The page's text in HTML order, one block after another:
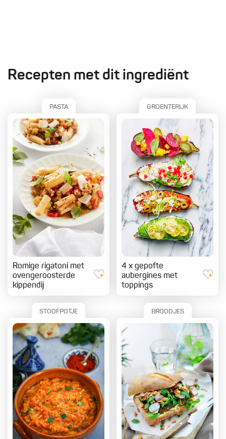
Recepten met dit ingrediënt
PASTA
Romige rigatoni met
ovengeroosterde
kippendij
GROENTERIJK
4 x gepofte
aubergines met
toppings
STOOFPOTJE BROODJES